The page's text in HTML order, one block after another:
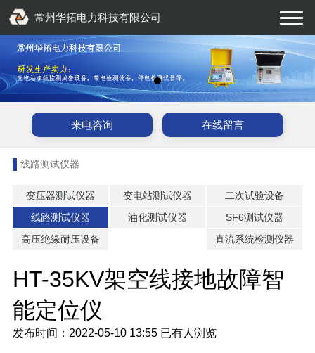
常州华拓电力科技有限公司
来电咨询 在线留言
线路测试仪器
变压器测试仪器 变电站测试仪器
二次试验设备
线路测试仪器
油化测试仪器
SF6测试仪器
高压绝缘耐压设备
直流系统检测仪器
HT-35KV架空线接地故障智
能定位仪
发布时间：2022-05-10 13:55 已有人浏览